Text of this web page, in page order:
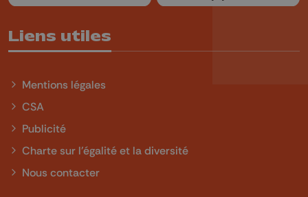
Liens utiles
Mentions légales
CSA
Publicité
Charte sur l'égalité et la diversité
Nous contacter